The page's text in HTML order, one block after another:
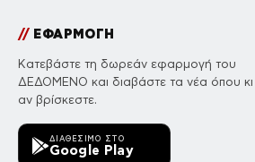
//ΕΦΑΡΜΟΓΗ
Κατεβάστε τη δωρεάν εφαρμογή του
ΔΕΔΟΜΕΝΟ και διαβάστε τα νέα όπου κι
αν βρίσκεστε.
ΔΙΑΘΈΣΙΜΟ ΣΤΟ
Google Play